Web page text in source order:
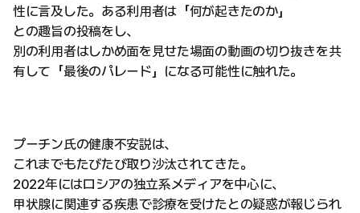
性に言及した。ある利用者は「何が起きたのか」
との趣旨の投稿をし、
別の利用者はしかめ面を見せた場面の動画の切り抜きを共
有して「最後のパレード」になる可能性に触れた。
プーチン氏の健康不安説は、
これまでもたびたび取り沙汰されてきた。
2022年にはロシアの独立系メディアを中心に、
甲状腺に関連する疾患で診療を受けたとの疑惑が報じられ